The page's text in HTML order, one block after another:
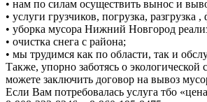
• нам по силам осуществить вынос и
• услуги грузчиков, погрузка,
• уборка мусора Нижний Новгород
• очистка снега с района;
• мы трудимся как по области, так и
Также, упорно заботясь о
можете заключить договор на вывоз
Если Вам потребовалась услуга тбо